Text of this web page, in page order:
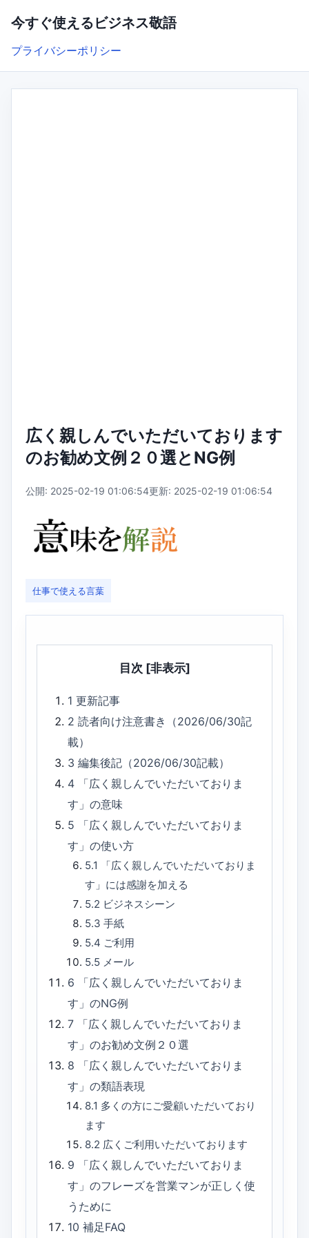
今すぐ使えるビジネス敬語
プライバシーポリシー
広く親しんでいただいております
のお勧め文例２０選とNG例
公開: 2025-02-19 01:06:54更新: 2025-02-19 01:06:54
仕事で使える言葉
目次 [非表示]
1更新記事
2読者向け注意書き（2026/06/30記
載）
3編集後記（2026/06/30記載）
4
「広く親しんでいただいておりま
す」の意味
5
「広く親しんでいただいておりま
す」の使い方
5.1
「広く親しんでいただいておりま
す」には感謝を加える
5.2 ビジネスシーン
5.3 手紙
5.4 ご利用
5.5 メール
6
「広く親しんでいただいておりま
す」のNG例
7
「広く親しんでいただいておりま
す」のお勧め文例２０選
8
「広く親しんでいただいておりま
す」の類語表現
8.1 多くの方にご愛顧いただいており
ます
8.2 広くご利用いただいております
9
「広く親しんでいただいておりま
す」のフレーズを営業マンが正しく使
うために
10補足FAQ